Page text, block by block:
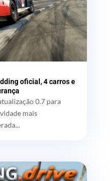
oficial, 4 carros e
0.7 para
mais